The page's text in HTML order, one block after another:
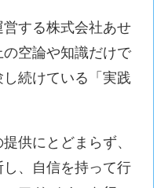
営する株式会社あせ
空論や知識だけで
続けている「実践
供にとどまらず、
、自信を持って行